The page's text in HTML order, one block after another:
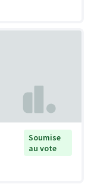
Soumise
au vote